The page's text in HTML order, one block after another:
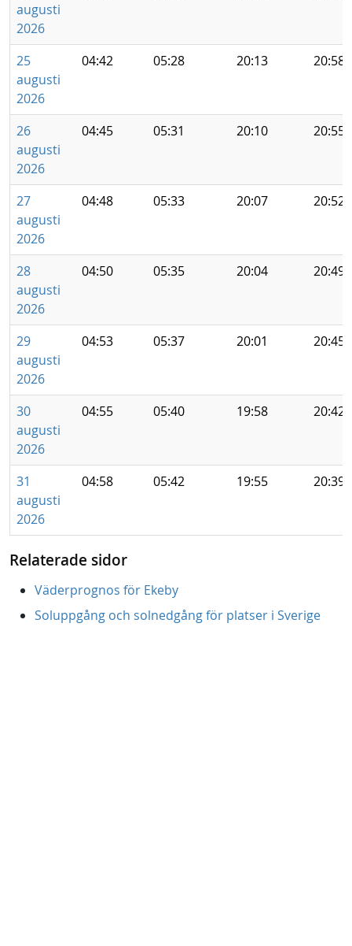
augusti
2026
25
augusti
2026
04:42 05:28 20:13 20:58
26
augusti
2026
04:45 05:31 20:10 20:55
27
augusti
2026
04:48 05:33 20:07 20:52
28
augusti
2026
04:50 05:35 20:04 20:49
29
augusti
2026
04:53 05:37 20:01 20:45
30
augusti
2026
04:55 05:40 19:58 20:42
31
augusti
2026
04:58 05:42 19:55 20:39
Relaterade sidor
Väderprognos för Ekeby
Soluppgång och solnedgång för platser i Sverige